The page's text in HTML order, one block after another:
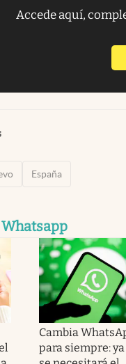
Accede aquí,
España
Whatsapp
Cambia
para siempre: